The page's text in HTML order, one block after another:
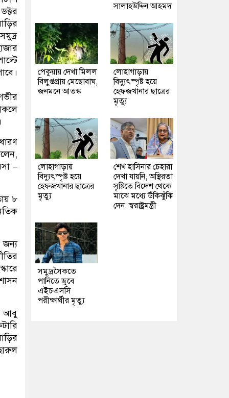
–
৮
জন্য
আবু
সালাহউদ্দিন আহমদ
পেকুয়ায় দেখা মিলল
বিলুপ্তপ্রায় মেছোবাঘ,
জনমনে আতঙ্ক
লোহাগাড়ায়
বিদ্যুৎস্পৃষ্ট হয়ে
হেফজখানার ছাত্রের
মৃত্যু
লোহাগাড়ায়
বিদ্যুৎস্পৃষ্ট হয়ে
হেফজখানার ছাত্রের
মৃত্যু
শেখ হাসিনার চেহারা
দেখা যায়নি, অস্থিরতা
সৃষ্টিতে বিদেশ থেকে
মাঝে মধ্যে উঁকিঝুঁকি
দেন: স্বরাষ্ট্রমন্ত্রী
সমুদ্রসৈকতে
পানিতে ডুবে
এইচএসসি
পরীক্ষার্থীর মৃত্যু